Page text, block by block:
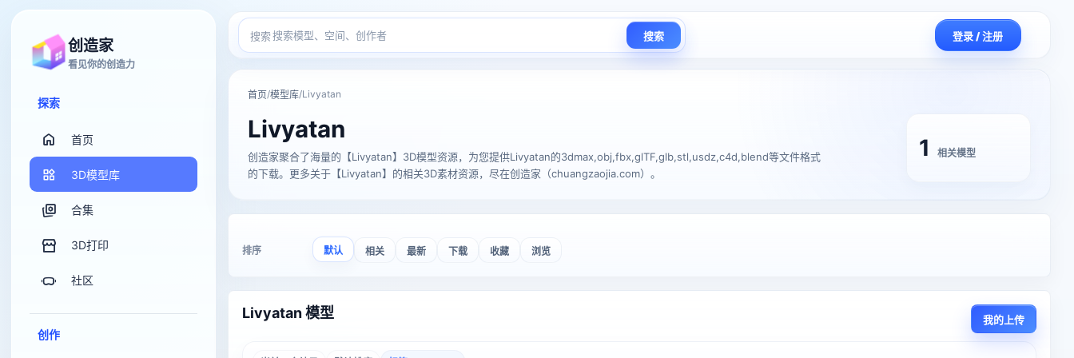
创造家
看见你的创造力
探索
首页
3D模型库
合集
3D打印
社区
创作
搜索 搜索 登录 / 注册
首页/模型库/Livyatan
Livyatan
创造家聚合了海量的【Livyatan】3D模型资源，为您提供Livyatan的3dmax,obj,fbx,glTF,glb,stl,usdz,c4d,blend等文件格式
的下载。更多关于【Livyatan】的相关3D素材资源，尽在创造家（chuangzaojia.com）。
1 相关模型
排序 默认 相关 最新 下载 收藏 浏览
Livyatan 模型 我的上传